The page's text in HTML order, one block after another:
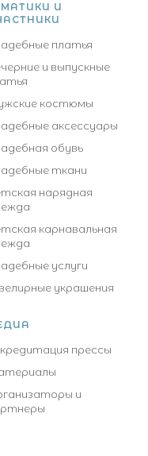
И
платья
и выпускные
костюмы
аксессуары
обувь
ткани
нарядная
карнавальная
услуги
украшения
прессы
и